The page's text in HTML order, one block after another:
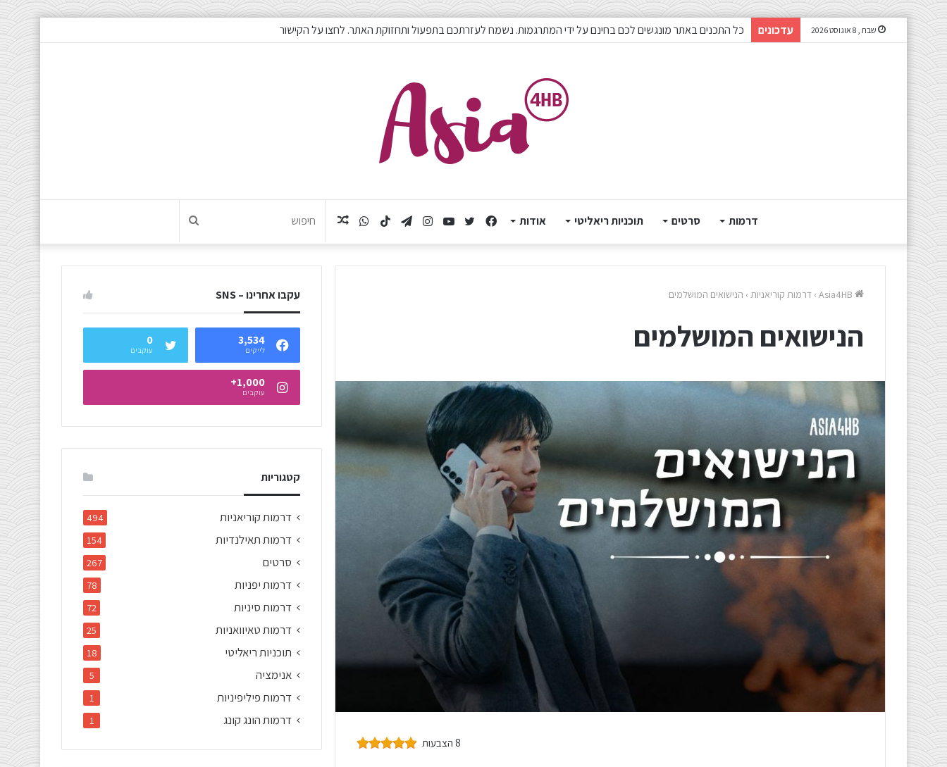
שבת , 8 אוגוסט 2026 עדכונים כל התכנים באתר מונגשים לכם בחינם על ידי המתרגמות. נשמח לעזרתכם בתפעול ותחזוקת האתר. לחצו על הקישור
דרמות סרטים תוכניות ריאליטי אודות
אקראי
WhatsAppTikTokTelegramInstagramYouTubeTwitterFacebook
› דרמות קוריאניות › הנישואים המושלמים
הנישואים המושלמים
8 הצבעות
עקבו אחרינו – SNS
3,534
לייקים
0
עוקבים
1,000+
עוקבים
קטגוריות
דרמות קוריאניות 494
דרמות תאילנדיות 154
סרטים 267
דרמות יפניות 78
דרמות סיניות 72
דרמות טאיוואניות 25
תוכניות ריאליטי 18
אנימציה 5
דרמות פיליפיניות 1
דרמות הונג קונג 1